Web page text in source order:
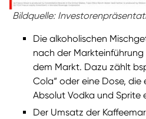
Bildquelle:
Die alkoholischen
nach der
dem Markt. Dazu zählt
Cola“ oder eine Dose, die
Absolut Vodka und Sprite
Der Umsatz der